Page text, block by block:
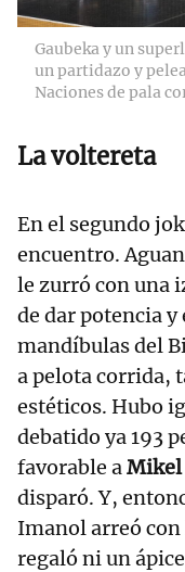
Gaubeka y un
un partidazo y
Naciones de pala
La voltereta
En el segundo
encuentro.
le zurró con una
de dar potencia y
mandíbulas del
a pelota corrida,
estéticos. Hubo
debatido ya 193
favorable a Mikel
disparó. Y,
Imanol arreó con
regaló ni un